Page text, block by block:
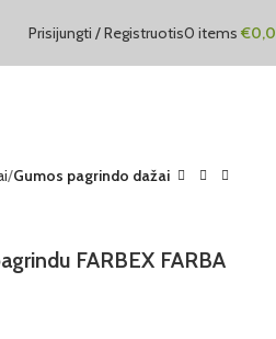
Prisijungti / Registruotis0 items €
Gumos pagrindo dažai
FARBEX FARBA